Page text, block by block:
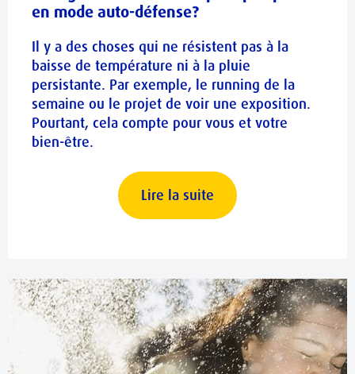
en mode auto-défense?
Il y a des choses qui ne résistent pas à la
baisse de température ni à la pluie
persistante. Par exemple, le running de la
semaine ou le projet de voir une exposition.
Pourtant, cela compte pour vous et votre
bien-être.
Lire la suite